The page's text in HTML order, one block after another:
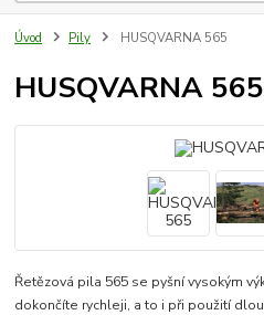
Úvod Pily HUSQVARNA 565
HUSQVARNA 565
Řetězová pila 565 se pyšní vysokým
dokončíte rychleji, a to i při použití